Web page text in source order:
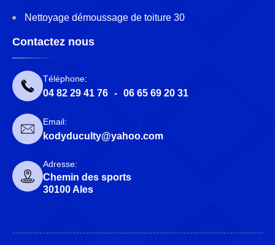
Nettoyage démoussage de toiture 30
Contactez nous
Téléphone:
04 82 29 41 76 - 06 65 69 20 31
Email:
kodyduculty@yahoo.com
Adresse:
Chemin des sports
30100 Ales